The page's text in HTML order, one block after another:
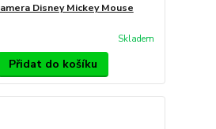
Disney Mickey Mouse
Skladem
Přidat do košíku